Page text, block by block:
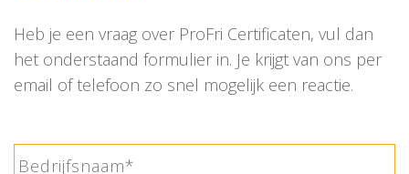
Heb je een vraag over ProFri Certificaten, vul dan
het onderstaand formulier in. Je krijgt van ons per
email of telefoon zo snel mogelijk een reactie.
Bedrijfsnaam